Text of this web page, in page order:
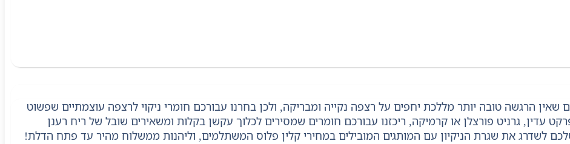
שאין הרגשה טובה יותר מללכת יחפים על רצפה נקייה ומבריקה, ולכן בחרנו עבורכם חומרי ניקוי לרצפה עוצמתיים שפשוט
עדין, גרניט פורצלן או קרמיקה, ריכזנו עבורכם חומרים שמסירים לכלוך עקשן בקלות ומשאירים שובל של ריח רענן
לשדרג את שגרת הניקיון עם המותגים המובילים במחירי קלין פלוס המשתלמים, וליהנות ממשלוח מהיר עד פתח הדלת!